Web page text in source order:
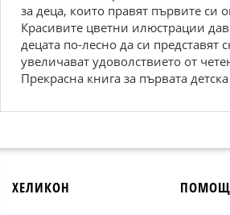
за деца, които правят първите си
Красивите цветни илюстрации
децата по-лесно да си представят
увеличават удоволствието от
Прекрасна книга за първата
ХЕЛИКОН ПОМОЩ